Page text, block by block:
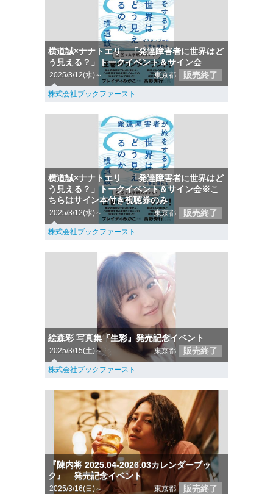
横道誠×ナナトエリ 「発達障害者に世界はど
う見える？」トークイベント＆サイン会
2025/3/12(水)～ 東京都 販売終了
株式会社ブックファースト
横道誠×ナナトエリ 「発達障害者に世界はど
う見える？」トークイベント＆サイン会※こ
ちらはサイン本付き視聴券のみ
2025/3/12(水)～ 東京都 販売終了
株式会社ブックファースト
絵森彩 写真集『生彩』発売記念イベント
2025/3/15(土)～ 東京都 販売終了
株式会社ブックファースト
『陳内将 2025.04-2026.03カレンダーブッ
ク』 発売記念イベント
2025/3/16(日)～ 東京都 販売終了